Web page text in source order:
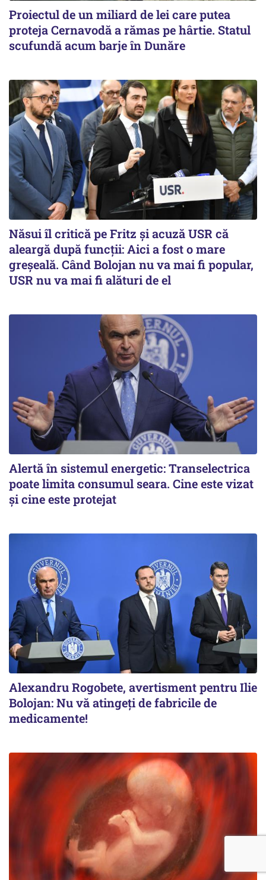
Proiectul de un miliard de lei care putea
proteja Cernavodă a rămas pe hârtie. Statul
scufundă acum barje în Dunăre
Năsui îl critică pe Fritz și acuză USR că
aleargă după funcții: Aici a fost o mare
greșeală. Când Bolojan nu va mai fi popular,
USR nu va mai fi alături de el
Alertă în sistemul energetic: Transelectrica
poate limita consumul seara. Cine este vizat
și cine este protejat
Alexandru Rogobete, avertisment pentru Ilie
Bolojan: Nu vă atingeți de fabricile de
medicamente!